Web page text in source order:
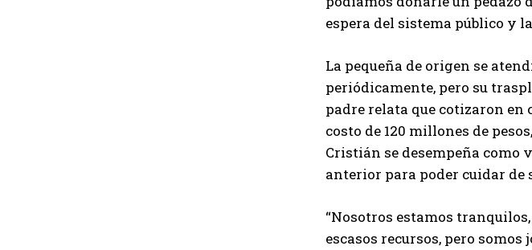
espera del sistema público y
La pequeña de origen se
periódicamente, pero su
padre relata que cotizaron en
costo de 120 millones de
Cristián se desempeña como
anterior para poder cuidar de
“Nosotros estamos
escasos recursos, pero